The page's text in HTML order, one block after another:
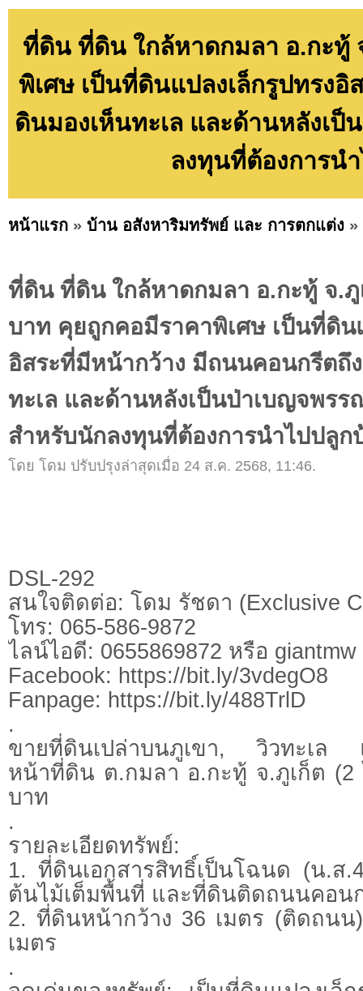
ที่ดิน ที่ดิน ใกล้หาดกมลา อ.กะทู้
พิเศษ เป็นที่ดินแปลงเล็กรูปทรง
ดินมองเห็นทะเล และด้านหลังเ
ลงทุนที่ต้องการน
หน้าแรก » บ้าน อสังหาริมทรัพย์ และ การตกแต่ง »
ที่ดิน ที่ดิน ใกล้หาดกมลา อ.กะทู้ จ.ภู
บาท คุยถูกคอมีราคาพิเศษ เป็นที่ดิน
อิสระที่มีหน้ากว้าง มีถนนคอนกรีตถึ
ทะเล และด้านหลังเป็นป่าเบญจพรร
สำหรับนักลงทุนที่ต้องการนำไปปลูก
โดย โดม ปรับปรุงล่าสุดเมื่อ 24 ส.ค. 2568, 11:46.
DSL-292
สนใจติดต่อ: โดม รัชดา (Exclusive
โทร: 065-586-9872
ไลน์ไอดี: 0655869872 หรือ
Facebook: https://bit.ly/3vdegO8
Fanpage: https://bit.ly/488TrlD
.
ขายที่ดินเปล่าบนภูเขา, วิวทะเล
หน้าที่ดิน ต.กมลา อ.กะทู้ จ.ภูเก็ต (2
บาท
.
รายละเอียดทรัพย์:
1. ที่ดินเอกสารสิทธิ์เป็นโฉนด (น.ส
ต้นไม้เต็มพื้นที่ และที่ดินติดถนนคอน
2. ที่ดินหน้ากว้าง 36 เมตร (ติดถน
เมตร
.